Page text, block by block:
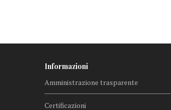
Informazioni
Amministrazione trasparente
Certificazioni